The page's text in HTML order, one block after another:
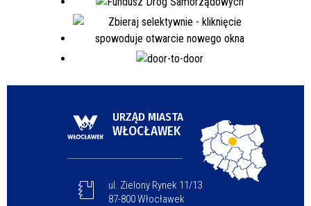
URZĄD MIASTA
WŁOCŁAWEK
ul. Zielony Rynek 11/13
87-800 Włocławek